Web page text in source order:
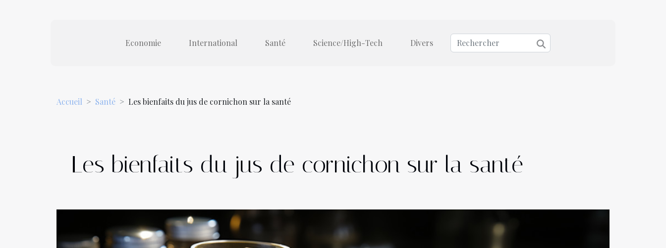
Economie International Santé Science/High-Tech Divers
Accueil Santé Les bienfaits du jus de cornichon sur la santé
Les bienfaits du jus de cornichon sur la santé